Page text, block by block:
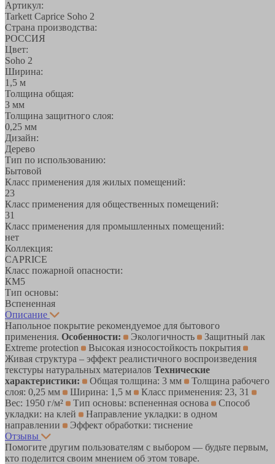
Артикул:
Tarkett Caprice Soho 2
Страна производства:
РОССИЯ
Цвет:
Soho 2
Ширина:
1,5 м
Толщина общая:
3 мм
Толщина защитного слоя:
0,25 мм
Дизайн:
Дерево
Тип по использованию:
Бытовой
Класс применения для жилых помещений:
23
Класс применения для общественных помещений:
31
Класс применения для промышленных помещений:
нет
Коллекция:
CAPRICE
Класс пожарной опасности:
КМ5
Тип основы:
Вспененная
Описание
Напольное покрытие рекомендуемое для бытового
применения. Особенности: Экологичность
Защитный лак
Extreme protection
Высокая износостойкость покрытия
Живая структура – эффект реалистичного воспроизведения
текстуры натуральных материалов Технические
характеристики:
Общая толщина: 3 мм
Толщина рабочего
слоя: 0,25 мм
Ширина: 1,5 м
Класс применения: 23, 31
Вес: 1950 г/м²
Тип основы: вспененная основа
Способ
укладки: на клей
Направление укладки: в одном
направлении
Эффект обработки: тиснение
Отзывы
Помогите другим пользователям с выбором — будьте первым,
кто поделится своим мнением об этом товаре.